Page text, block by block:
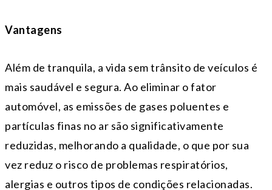
Vantagens
Além de tranquila, a vida sem trânsito de veículos é
mais saudável e segura. Ao eliminar o fator
automóvel, as emissões de gases poluentes e
partículas finas no ar são significativamente
reduzidas, melhorando a qualidade, o que por sua
vez reduz o risco de problemas respiratórios,
alergias e outros tipos de condições relacionadas.